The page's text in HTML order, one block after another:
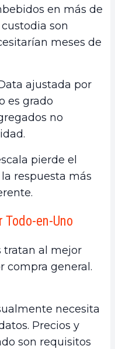
en más de
son
meses de
ajustada por
es grado
no
pierde el
respuesta más
Todo-en-Uno
tratan al mejor
compra general.
necesita
Precios y
son requisitos